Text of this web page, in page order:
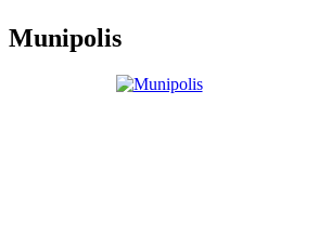
Munipolis